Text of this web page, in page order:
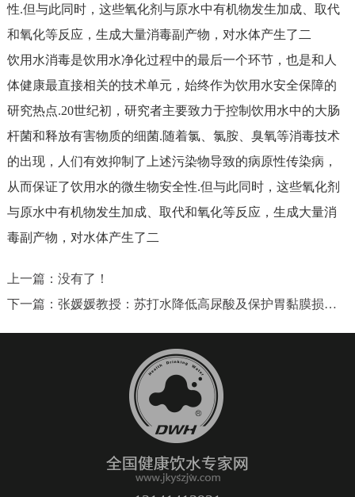
性.但与此同时，这些氧化剂与原水中有机物发生加成、取代
和氧化等反应，生成大量消毒副产物，对水体产生了二
饮用水消毒是饮用水净化过程中的最后一个环节，也是和人
体健康最直接相关的技术单元，始终作为饮用水安全保障的
研究热点.20世纪初，研究者主要致力于控制饮用水中的大肠
杆菌和释放有害物质的细菌.随着氯、氯胺、臭氧等消毒技术
的出现，人们有效抑制了上述污染物导致的病原性传染病，
从而保证了饮用水的微生物安全性.但与此同时，这些氧化剂
与原水中有机物发生加成、取代和氧化等反应，生成大量消
毒副产物，对水体产生了二
上一篇： 没有了！
下一篇： 张媛媛教授：苏打水降低高尿酸及保护胃黏膜损伤的作用